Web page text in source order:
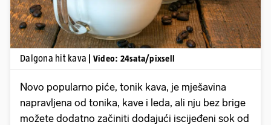
Dalgona hit kava | Video: 24sata/pixsell
Novo popularno piće, tonik kava, je mješavina
napravljena od tonika, kave i leda, ali nju bez brige
možete dodatno začiniti dodajući iscijeđeni sok od